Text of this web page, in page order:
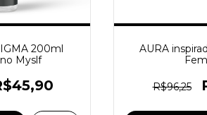
200ml
Myslf
AURA
R$96,25